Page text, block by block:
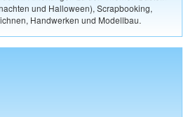
und Halloween), Scrapbooking,
Handwerken und Modellbau.